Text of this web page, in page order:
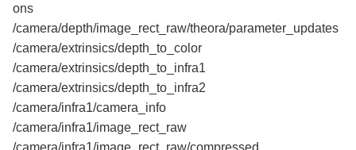
ons
/camera/depth/image_rect_raw/theora/parameter_updates
/camera/extrinsics/depth_to_color
/camera/extrinsics/depth_to_infra1
/camera/extrinsics/depth_to_infra2
/camera/infra1/camera_info
/camera/infra1/image_rect_raw
/camera/infra1/image_rect_raw/compressed